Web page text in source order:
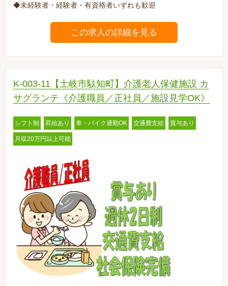
◆未経験者・経験者・有資格者いずれも歓迎
この求人の詳細を見る
K-003-11【土岐市駄知町】介護老人保健施設 カ
サグランテ《介護職員／正社員／施設見学OK》
シフト制 昇給あり 車・バイク通勤OK 交通費支給 賞与あり
月収20万円以上可能